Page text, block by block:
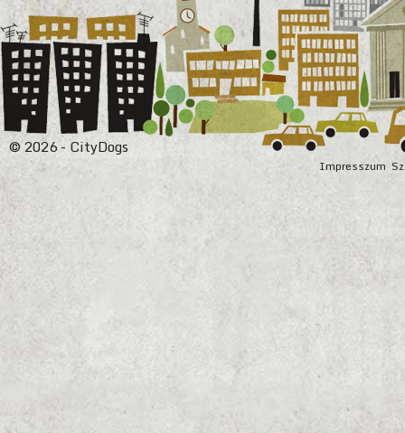
Impresszum
© 2026 - CityDogs